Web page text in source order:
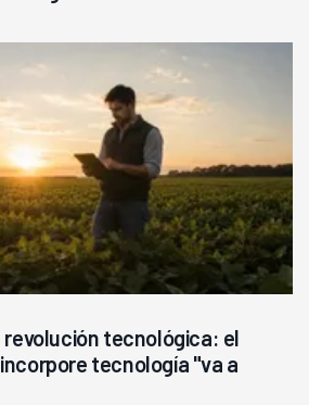
revolución tecnológica: el
tecnología "va a